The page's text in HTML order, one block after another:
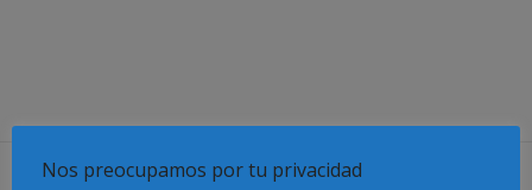
Nos preocupamos por tu privacidad